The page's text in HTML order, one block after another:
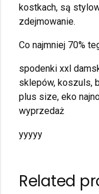
kostkach, są
zdejmowanie.
Co najmniej 70%
spodenki xxl
sklepów, koszuls,
plus size, eko
wyprzedaż
yyyyy
Related